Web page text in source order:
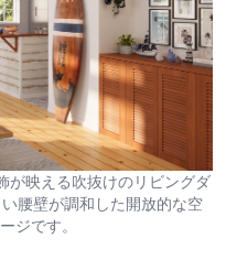
が映える吹抜けのリビングダ
腰壁が調和した開放的な空
ジです。